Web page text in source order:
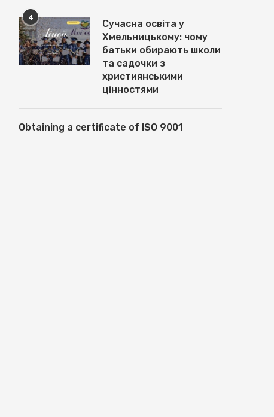
4
Сучасна освіта у
Хмельницькому: чому
батьки обирають школи
та садочки з
християнськими
цінностями
Obtaining a certificate of ISO 9001